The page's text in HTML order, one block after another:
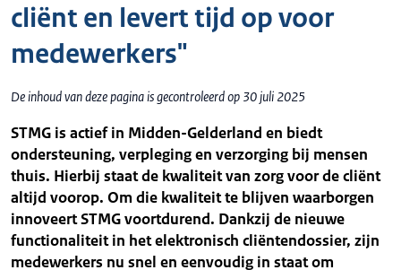
cliënt en levert tijd op voor
medewerkers"
De inhoud van deze pagina is gecontroleerd op 30 juli 2025
STMG is actief in Midden-Gelderland en biedt
ondersteuning, verpleging en verzorging bij mensen
thuis. Hierbij staat de kwaliteit van zorg voor de cliënt
altijd voorop. Om die kwaliteit te blijven waarborgen
innoveert STMG voortdurend. Dankzij de nieuwe
functionaliteit in het elektronisch cliëntendossier, zijn
medewerkers nu snel en eenvoudig in staat om